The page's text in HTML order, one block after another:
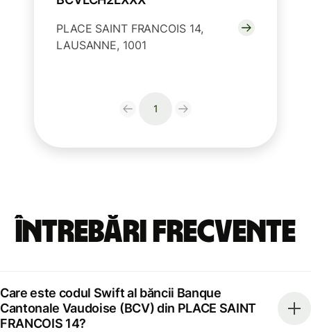
PLACE SAINT FRANCOIS 14,
LAUSANNE, 1001
1
Întrebări frecvente
Care este codul Swift al băncii Banque
Cantonale Vaudoise (BCV) din PLACE SAINT
FRANCOIS 14?